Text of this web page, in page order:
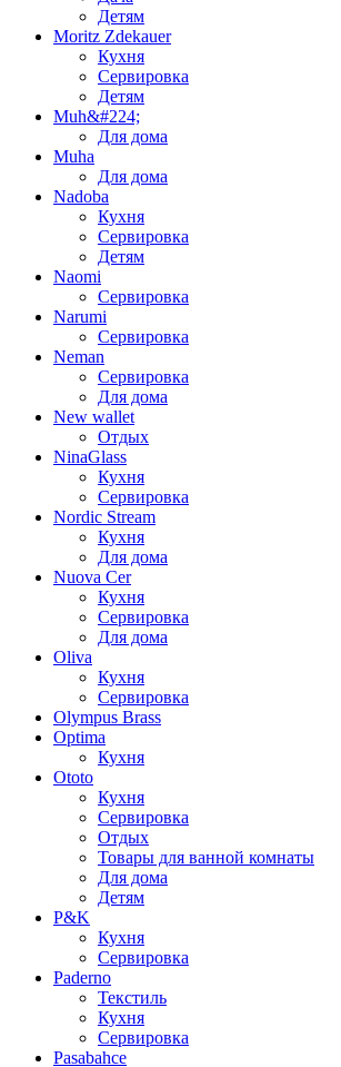
Детям
Moritz Zdekauer
Кухня
Сервировка
Детям
Muh&#224;
Для дома
Muha
Для дома
Nadoba
Кухня
Сервировка
Детям
Naomi
Сервировка
Narumi
Сервировка
Neman
Сервировка
Для дома
New wallet
Отдых
NinaGlass
Кухня
Сервировка
Nordic Stream
Кухня
Для дома
Nuova Cer
Кухня
Сервировка
Для дома
Oliva
Кухня
Сервировка
Olympus Brass
Optima
Кухня
Ototo
Кухня
Сервировка
Отдых
Товары для ванной комнаты
Для дома
Детям
P&K
Кухня
Сервировка
Paderno
Текстиль
Кухня
Сервировка
Pasabahce